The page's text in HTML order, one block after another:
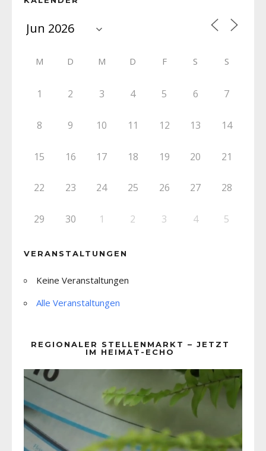
M D M D F S S
1 2 3 4 5 6 7
8 9 10 11 12 13 14
15 16 17 18 19 20 21
22 23 24 25 26 27 28
29 30 1 2 3 4 5
VERANSTALTUNGEN
Keine Veranstaltungen
Alle Veranstaltungen
REGIONALER STELLENMARKT – JETZT
IM HEIMAT-ECHO
Player